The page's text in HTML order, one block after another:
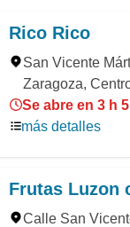
Rico Rico
San Vicente
Zaragoza,
Se abre en 3 h
más detalles
Frutas Luzon
Calle San